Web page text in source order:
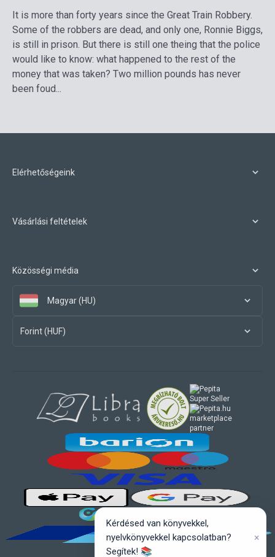
It is more than forty years since the Great Train Robbery.
Some of the robbers are dead, and only one, Ronnie Biggs,
is still in prison. But there is still one theing that the police
would like to know: what happened to the rest of the
money that was taken? Two million pounds has never
been foud...
Elérhetőségeink
Vásárlási feltételek
Közösségi média
Magyar (HU)
Forint (HUF)
marketplace
partner
Kérdésed van könyvekkel,
nyelvkönyvekkel kapcsolatban?
Segítek! 📚
×